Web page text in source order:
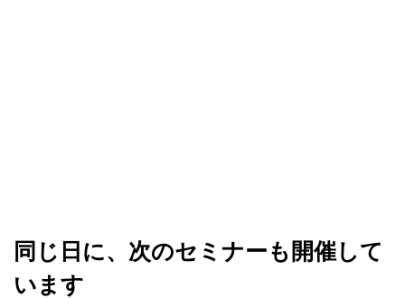
同じ日に、次のセミナーも開催して
います